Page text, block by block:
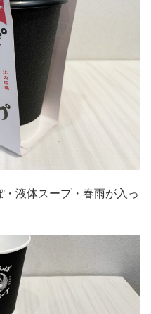
常持出袋 非常食
液体スープ・春雨が入っ